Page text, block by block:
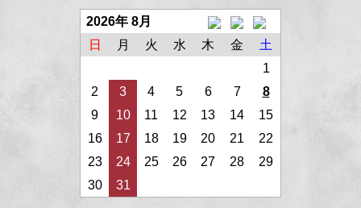
2026年 8月
日
月 火 水 木 金
土
1
2
3 4 5 6 7
8
9
10 11 12 13 14
15
16
17 18 19 20 21
22
23
24 25 26 27 28
29
30
31